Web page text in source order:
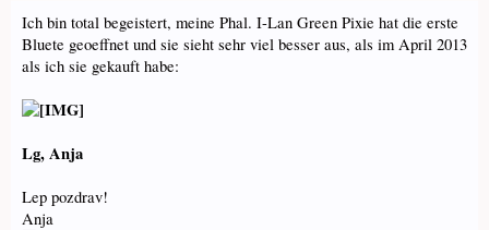
Ich bin total begeistert, meine Phal. I-Lan Green Pixie hat die erste
Bluete geoeffnet und sie sieht sehr viel besser aus, als im April 2013
als ich sie gekauft habe:
Lg, Anja
Lep pozdrav!
Anja